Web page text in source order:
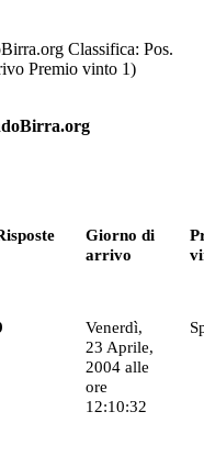
Classifica: Pos.
Premio vinto 1)
Giorno di
arrivo
Venerdì,
23 Aprile,
2004 alle
ore
12:10:32